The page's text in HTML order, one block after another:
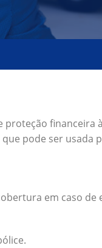
financeira
pode ser usada
em caso de